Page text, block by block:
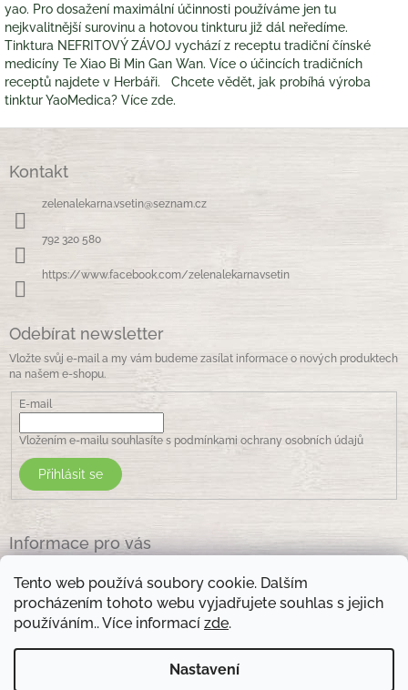
Tento web používá soubory cookie. Dalším
procházením tohoto webu vyjadřujete souhlas s jejich
používáním.. Více informací zde.
Nastavení
yao. Pro dosažení maximální účinnosti používáme jen tu
nejkvalitnější surovinu a hotovou tinkturu již dál neředíme.
Tinktura NEFRITOVÝ ZÁVOJ vychází z receptu tradiční čínské
medicíny Te Xiao Bi Min Gan Wan. Více o účincích tradičních
receptů najdete v Herbáři. Chcete vědět, jak probíhá výroba
tinktur YaoMedica? Více zde.
Kontakt
zelenalekarna.vsetin@seznam.cz
792 320 580
https://www.facebook.com/zelenalekarnavsetin
Odebírat newsletter
Vložte svůj e-mail a my vám budeme zasílat informace o nových produktech
na našem e-shopu.
E-mail
Vložením e-mailu souhlasíte s podmínkami ochrany osobních údajů
Přihlásit se
Informace pro vás
Obchodní podmínky
Podmínky ochrany osobních údajů
Kontakty
Otevírací doba prodejny: pondělí - pátek - 8.30 -17.00 , sobota 9.00-11 .00